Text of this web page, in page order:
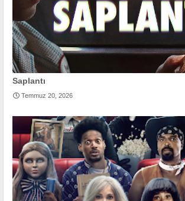
Saplantı
Temmuz 20, 2026